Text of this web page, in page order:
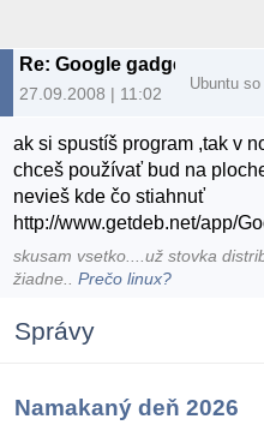
Re: Google gadgets
27.09.2008 | 11:02
Ubuntu
ak si spustíš program ,tak v
chceš používať bud na
nevieš kde čo stiahnuť
http://www.getdeb.net/app/
skusam vsetko....už stovka
žiadne..Prečo linux?
Správy
Namakaný deň 2026